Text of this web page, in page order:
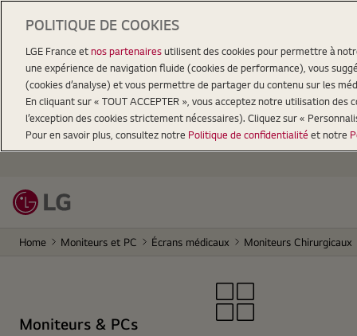
Home Moniteurs et PC Écrans médicaux Moniteurs Chirurgicaux
Moniteurs & PCs
POLITIQUE DE COOKIES
LGE France etnos partenairesutilisent des cookies pour permettre à
une expérience de navigation fluide (cookies de performance), vous
(cookies d’analyse) et vous permettre de partager du contenu sur les
En cliquant sur « TOUT ACCEPTER », vous acceptez notre utilisation
l’exception des cookies strictement nécessaires). Cliquez sur «
Pour en savoir plus, consultez notre Politique de confidentialité et notre